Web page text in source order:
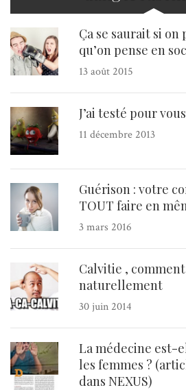
Ça se saurait si
qu’on pense en
13 août 2015
J’ai testé pour
11 décembre 2013
Guérison : votre
TOUT faire en
3 mars 2016
Calvitie ,
naturellement
30 juin 2014
La médecine est-
les femmes ?
dans NEXUS)